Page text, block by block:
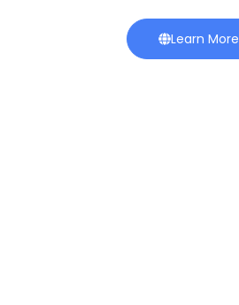
Learn More